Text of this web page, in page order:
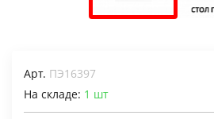
Арт. ПЭ16397
На складе: 1 шт